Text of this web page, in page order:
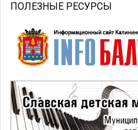
ПОЛЕЗНЫЕ РЕСУРСЫ